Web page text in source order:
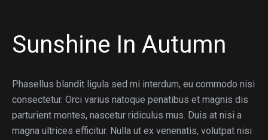
Sunshine In Autumn
Phasellus blandit ligula sed mi interdum, eu commodo nisi
consectetur. Orci varius natoque penatibus et magnis dis
parturient montes, nascetur ridiculus mus. Duis at nisi a
magna ultrices efficitur. Nulla ut ex venenatis, volutpat nisi